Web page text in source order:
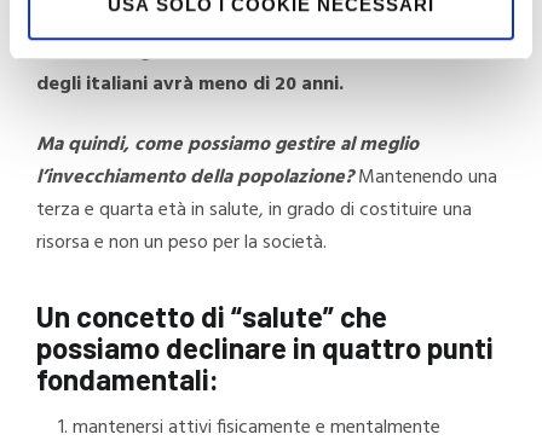
, quando le persone tra i 60 ed i 79 anni saranno
circa il 27%, gli ultraottantenni ben il 14%, esolo il 20%
degli italiani avrà meno di 20 anni.
Ma quindi, come possiamo gestire al meglio
l’invecchiamento della popolazione?Mantenendo una
terza e quarta età in salute, in grado di costituire una
risorsa e non un peso per la società.
Un concetto di “salute” che
possiamo declinare in quattro punti
fondamentali:
mantenersi attivi fisicamente e mentalmente